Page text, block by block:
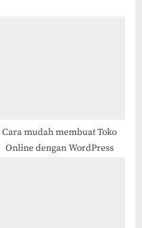
Cara mudah membuat Toko
Online dengan WordPress